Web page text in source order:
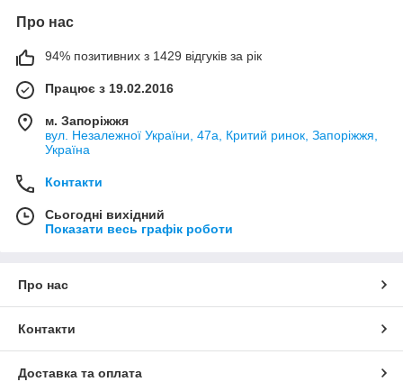
Про нас
94% позитивних з 1429 відгуків за рік
Працює з 19.02.2016
м. Запоріжжя
вул. Незалежної України, 47а, Критий ринок, Запоріжжя,
Україна
Контакти
Сьогодні вихідний
Показати весь графік роботи
Про нас
Контакти
Доставка та оплата